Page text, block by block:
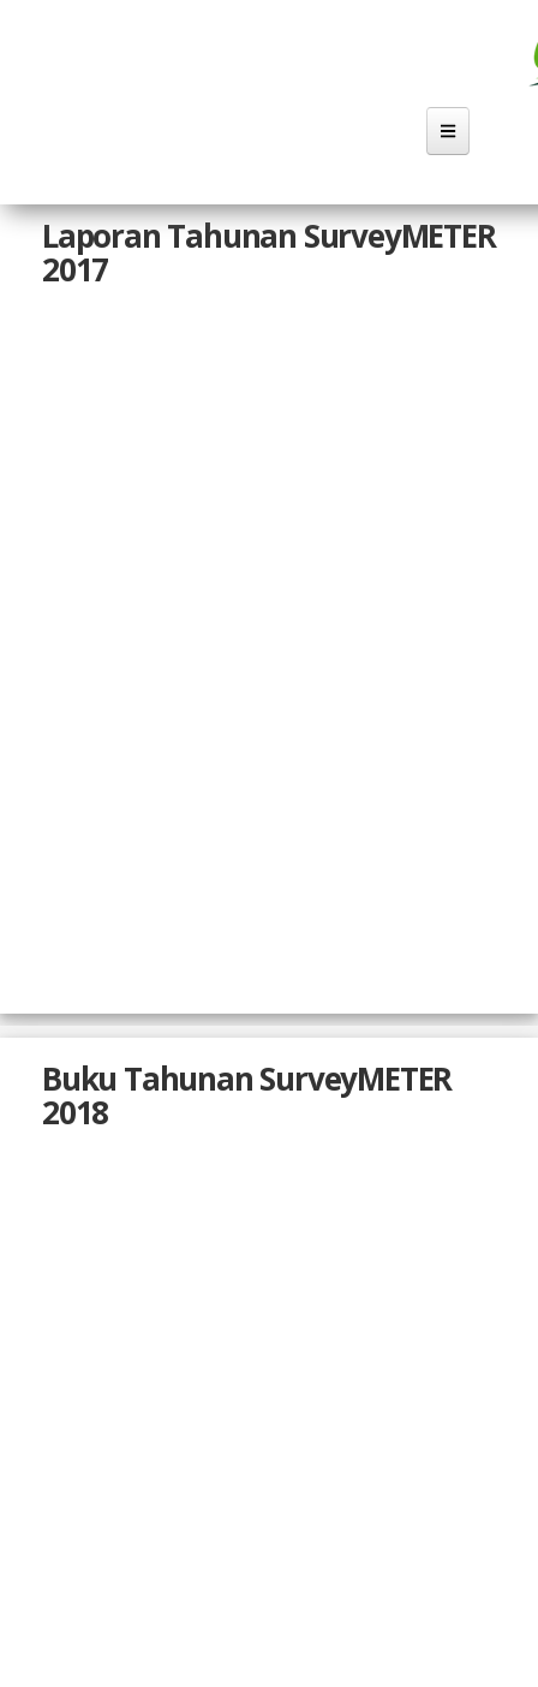
Laporan Tahunan SurveyMETER
2017
Buku Tahunan SurveyMETER
2018